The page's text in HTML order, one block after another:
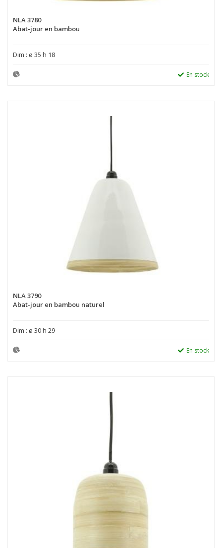
NLA 3780
Abat-jour en bambou
Dim : ø 35 h 18
En stock
NLA 3790
Abat-jour en bambou naturel
Dim : ø 30 h 29
En stock